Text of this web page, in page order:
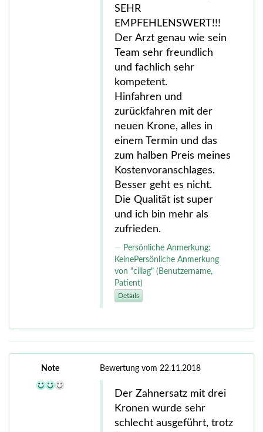
SEHR
EMPFEHLENSWERT!!!
Der Arzt genau wie sein
Team sehr freundlich
und fachlich sehr
kompetent.
Hinfahren und
zurückfahren mit der
neuen Krone, alles in
einem Termin und das
zum halben Preis meines
Kostenvoranschlages.
Besser geht es nicht.
Die Qualität ist super
und ich bin mehr als
zufrieden.
Persönliche Anmerkung:
KeinePersönliche Anmerkung
von "cillag" (Benutzername,
Patient)
Details
Note Bewertung vom 22.11.2018
Der Zahnersatz mit drei
Kronen wurde sehr
schlecht ausgeführt, trotz